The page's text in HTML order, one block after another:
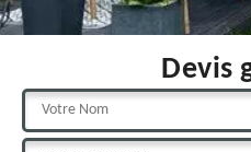
Devis